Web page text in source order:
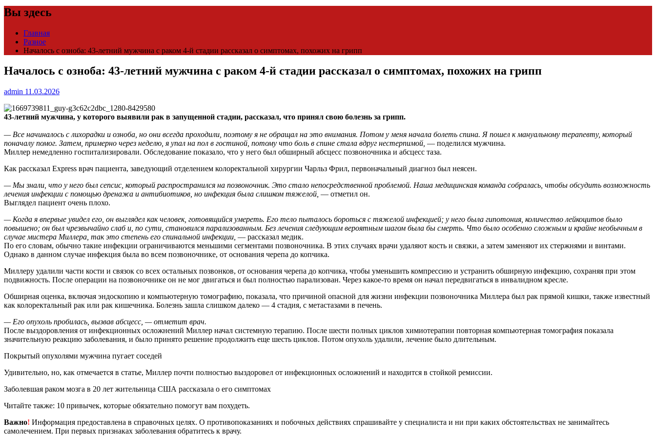
Вы здесь
Главная
Разное
Началось с озноба: 43-летний мужчина с раком 4-й стадии рассказал о симптомах, похожих на грипп
Началось с озноба: 43-летний мужчина с раком 4-й стадии рассказал о симптомах, похожих на грипп
admin 11.03.2026
43-летний мужчина, у которого выявили рак в запущенной стадии, рассказал, что принял свою болезнь за грипп.
— Все начиналось с лихорадки и озноба, но они всегда проходили, поэтому я не обращал на это внимания. Потом у меня начала болеть спина. Я пошел к мануальному терапевту, который
поначалу помог. Затем, примерно через неделю, я упал на пол в гостиной, потому что боль в спине стала вдруг нестерпимой, — поделился мужчина.
Миллер немедленно госпитализировали. Обследование показало, что у него был обширный абсцесс позвоночника и абсцесс таза.
Как рассказал Express врач пациента, заведующий отделением колоректальной хирургии Чарльз Фрил, первоначальный диагноз был неясен.
— Мы знали, что у него был сепсис, который распространился на позвоночник. Это стало непосредственной проблемой. Наша медицинская команда собралась, чтобы обсудить возможность
лечения инфекции с помощью дренажа и антибиотиков, но инфекция была слишком тяжелой, — отметил он.
Выглядел пациент очень плохо.
— Когда я впервые увидел его, он выглядел как человек, готовящийся умереть. Его тело пыталось бороться с тяжелой инфекцией; у него была гипотония, количество лейкоцитов было
повышено; он был чрезвычайно слаб и, по сути, становился парализованным. Без лечения следующим вероятным шагом была бы смерть. Что было особенно сложным и крайне необычным в
случае мистера Миллера, так это степень его спинальной инфекции, — рассказал медик.
По его словам, обычно такие инфекции ограничиваются меньшими сегментами позвоночника. В этих случаях врачи удаляют кость и связки, а затем заменяют их стержнями и винтами.
Однако в данном случае инфекция была во всем позвоночнике, от основания черепа до копчика.
Миллеру удалили части кости и связок со всех остальных позвонков, от основания черепа до копчика, чтобы уменьшить компрессию и устранить обширную инфекцию, сохраняя при этом
подвижность. После операции на позвоночнике он не мог двигаться и был полностью парализован. Через какое-то время он начал передвигаться в инвалидном кресле.
Обширная оценка, включая эндоскопию и компьютерную томографию, показала, что причиной опасной для жизни инфекции позвоночника Миллера был рак прямой кишки, также известный
как колоректальный рак или рак кишечника. Болезнь зашла слишком далеко — 4 стадия, с метастазами в печень.
— Его опухоль пробилась, вызвав абсцесс, — отметит врач.
После выздоровления от инфекционных осложнений Миллер начал системную терапию. После шести полных циклов химиотерапии повторная компьютерная томография показала
значительную реакцию заболевания, и было принято решение продолжить еще шесть циклов. Потом опухоль удалили, лечение было длительным.
Покрытый опухолями мужчина пугает соседей
Удивительно, но, как отмечается в статье, Миллер почти полностью выздоровел от инфекционных осложнений и находится в стойкой ремиссии.
Заболевшая раком мозга в 20 лет жительница США рассказала о его симптомах
Читайте также: 10 привычек, которые обязательно помогут вам похудеть.
Важно! Информация предоставлена в справочных целях. О противопоказаниях и побочных действиях спрашивайте у специалиста и ни при каких обстоятельствах не занимайтесь
самолечением. При первых признаках заболевания обратитесь к врачу.